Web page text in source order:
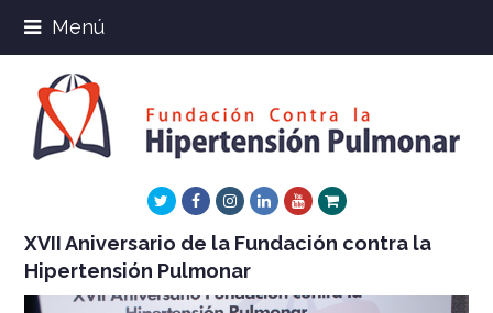
Menú
TwitterFacebookInstagram
LinkedInYoutube
Xing
XVII Aniversario de la Fundación contra la
Hipertensión Pulmonar